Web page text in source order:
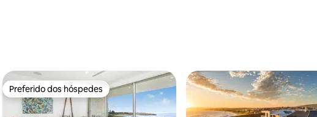
Preferido dos hóspedes
Preferido dos hóspedes